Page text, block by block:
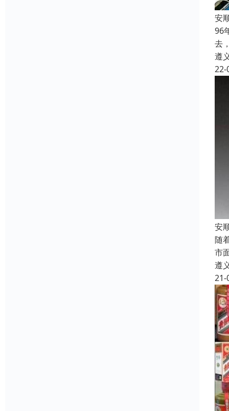
安
96
去
遵
22-
安
随
市
遵
21-